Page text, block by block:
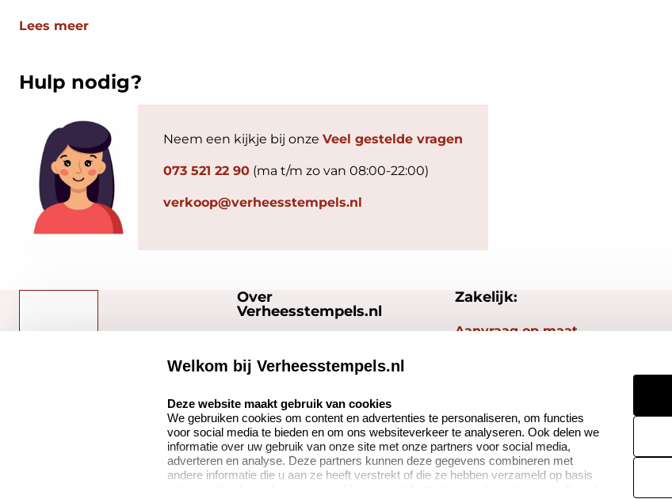
Lees meer
Hulp nodig?
Neem een kijkje bij onze Veel gestelde vragen
073 521 22 90 (ma t/m zo van 08:00-22:00)
verkoop@verheesstempels.nl
Verheesstempels.nl
Quinten Matsyslaan
Over
Verheesstempels.nl
Bedrijfsgegevens
Onze vacatures
Zakelijk:
Aanvraag op maat
Welkom bij Verheesstempels.nl
Deze website maakt gebruik van cookies
We gebruiken cookies om content en advertenties te personaliseren, om functies
voor social media te bieden en om ons websiteverkeer te analyseren. Ook delen we
informatie over uw gebruik van onze site met onze partners voor social media,
adverteren en analyse. Deze partners kunnen deze gegevens combineren met
andere informatie die u aan ze heeft verstrekt of die ze hebben verzameld op basis